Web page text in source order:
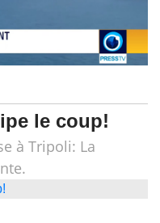
le coup!
à Tripoli: La